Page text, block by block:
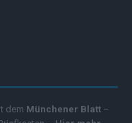
dem Münchener Blatt –